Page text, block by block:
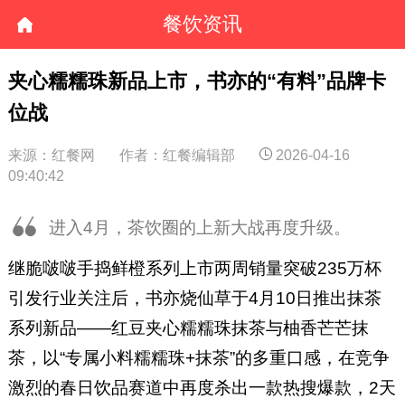
餐饮资讯
夹心糯糯珠新品上市，书亦的“有料”品牌卡
位战
来源：红餐网 作者：红餐编辑部
2026-04-16
09:40:42
进入4月，茶饮圈的上新大战再度升级。
继脆啵啵手捣鲜橙系列上市两周销量突破235万杯
引发行业关注后，书亦烧仙草于4月10日推出抹茶
系列新品——红豆夹心糯糯珠抹茶与柚香芒芒抹
茶，以“专属小料糯糯珠+抹茶”的多重口感，在竞争
激烈的春日饮品赛道中再度杀出一款热搜爆款，2天